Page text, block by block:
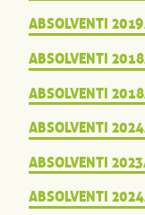
ABSOLVENTI
ABSOLVENTI
ABSOLVENTI
ABSOLVENTI
ABSOLVENTI
ABSOLVENTI